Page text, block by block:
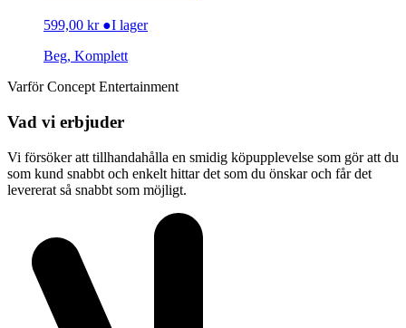
599,00 kr ●I lager
Beg, Komplett
Varför Concept Entertainment
Vad vi erbjuder
Vi försöker att tillhandahålla en smidig köpupplevelse som gör att du
som kund snabbt och enkelt hittar det som du önskar och får det
levererat så snabbt som möjligt.